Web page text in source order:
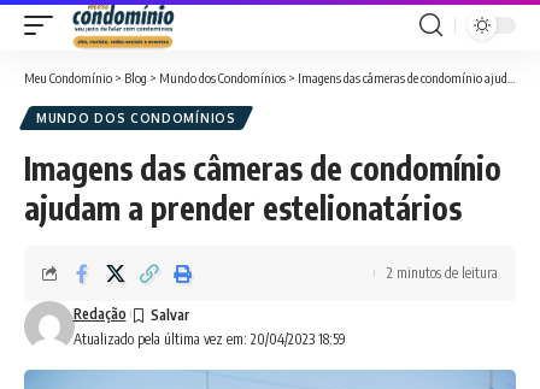
Meu Condomínio > Blog > Mundo dos Condomínios > Imagens das câmeras de condomínio ajudam a prender estelionatários
MUNDO DOS CONDOMÍNIOS
Imagens das câmeras de condomínio
ajudam a prender estelionatários
Atualizado pela última vez em: 20/04/2023 18:59
Redação
2 minutos de leitura